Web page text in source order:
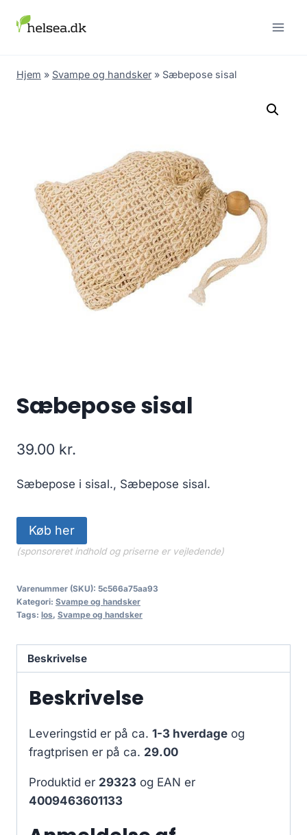
Hjem » Svampe og handsker » Sæbepose sisal
Sæbepose sisal
39.00 kr.
Sæbepose i sisal., Sæbepose sisal.
Køb her
(sponsoreret indhold og priserne er vejledende)
Varenummer (SKU): 5c566a75aa93
Kategori: Svampe og handsker
Tags: los, Svampe og handsker
Beskrivelse
Beskrivelse
Leveringstid er på ca. 1-3 hverdage og
fragtprisen er på ca. 29.00
Produktid er 29323 og EAN er
4009463601133